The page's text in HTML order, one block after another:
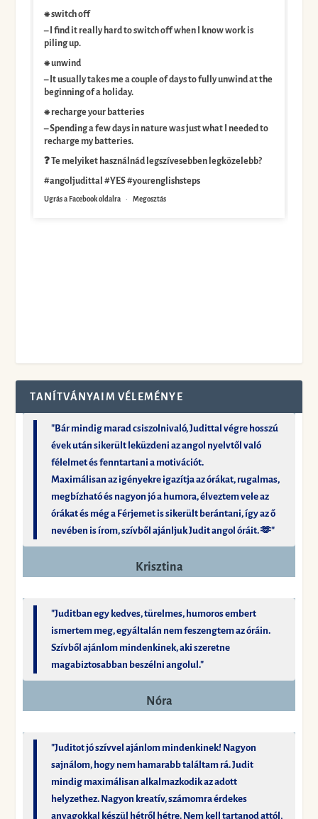
⁕ switch off
– I find it really hard to switch off when I know work is
piling up.
⁕ unwind
– It usually takes me a couple of days to fully unwind at the
beginning of a holiday.
⁕ recharge your batteries
– Spending a few days in nature was just what I needed to
recharge my batteries.
❓ Te melyiket használnád legszívesebben legközelebb?
#angoljudittal #YES #yourenglishsteps
Ugrás a Facebook oldalra · Megosztás
TANÍTVÁNYAIM VÉLEMÉNYE
"Bár mindig marad csiszolnivaló, Judittal végre hosszú
évek után sikerült leküzdeni az angol nyelvtől való
félelmet és fenntartani a motivációt.
Maximálisan az igényekre igazítja az órákat, rugalmas,
megbízható és nagyon jó a humora, élveztem vele az
órákat és még a Férjemet is sikerült berántani, így az ő
nevében is írom, szívből ajánljuk Judit angol óráit. 🫶"
Krisztina
"Juditban egy kedves, türelmes, humoros embert
ismertem meg, egyáltalán nem feszengtem az óráin.
Szívből ajánlom mindenkinek, aki szeretne
magabiztosabban beszélni angolul."
Nóra
"Juditot jó szívvel ajánlom mindenkinek! Nagyon
sajnálom, hogy nem hamarabb találtam rá. Judit
mindig maximálisan alkalmazkodik az adott
helyzethez. Nagyon kreatív, számomra érdekes
anyagokkal készül hétről hétre. Nem kell tartanod attól,